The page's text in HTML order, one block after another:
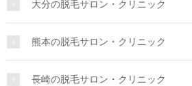
大分の脱毛サロン・クリニック
熊本の脱毛サロン・クリニック
長崎の脱毛サロン・クリニック